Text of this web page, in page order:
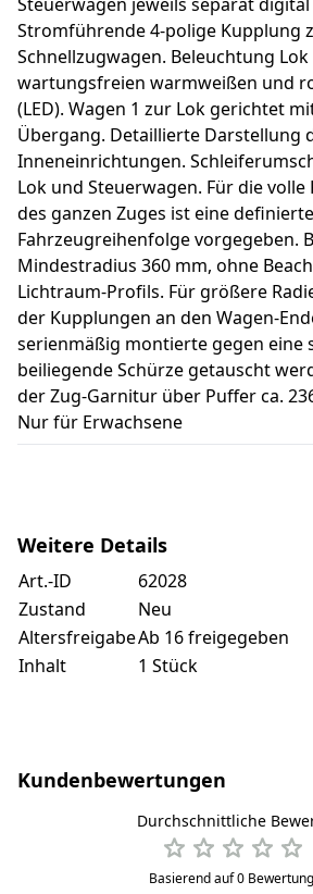
Stromführende 4-polige Kupplung
Schnellzugwagen. Beleuchtung
wartungsfreien warmweißen und
(LED). Wagen 1 zur Lok gerichtet
Übergang. Detaillierte Darstellung
Inneneinrichtungen.
Lok und Steuerwagen. Für die
des ganzen Zuges ist eine definierte
Fahrzeugreihenfolge vorgegeben.
Mindestradius 360 mm, ohne
Lichtraum-Profils. Für größere
der Kupplungen an den Wagen-
serienmäßig montierte gegen eine
beiliegende Schürze getauscht
der Zug-Garnitur über Puffer ca.
Nur für Erwachsene
Weitere Details
Art.-ID
62028
Zustand
Neu
AltersfreigabeAb 16 freigegeben
Inhalt
1 Stück
Kundenbewertungen
Durchschnittliche
Basierend auf 0